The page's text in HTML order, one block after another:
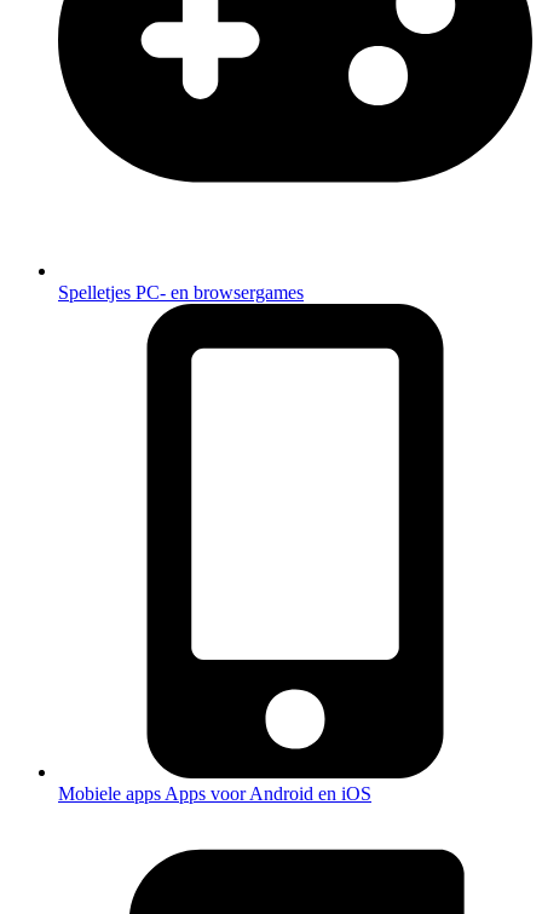
Spelletjes PC- en browsergames
Mobiele apps Apps voor Android en iOS